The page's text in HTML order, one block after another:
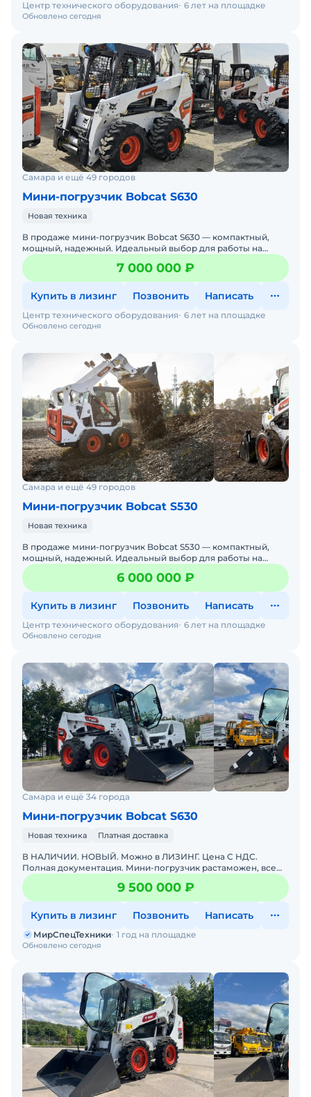
Обновлено сегодня
Центр технического оборудования 6 лет на площадке
Самара и ещё 49 городов
Мини-погрузчик Bobcat S630
Новая техника
В продаже мини-погрузчик Bobcat S630 — компактный,
мощный, надежный. Идеальный выбор для работы на
стройке, в коммунальном хозяйстве, на складах и фермах.
Бобке
7 000 000 ₽
Купить в лизинг Позвонить Написать
Обновлено сегодня
Центр технического оборудования 6 лет на площадке
Самара и ещё 49 городов
Мини-погрузчик Bobcat S530
Новая техника
В продаже мини-погрузчик Bobcat S530 — компактный,
мощный, надежный. Идеальный выбор для работы на
стройке, в коммунальном хозяйстве, на складах и фермах.
Бобке
6 000 000 ₽
Купить в лизинг Позвонить Написать
Обновлено сегодня
Центр технического оборудования 6 лет на площадке
Самара и ещё 34 города
Мини-погрузчик Bobcat S630
Новая техника Платная доставка
В НАЛИЧИИ. НОВЫЙ. Можно в ЛИЗИНГ. Цена С НДС.
Полная документация. Мини-погрузчик растаможен, все
документы готовы. Доставка до базы или объекта. ООО
"МирСпецТе
9 500 000 ₽
Купить в лизинг Позвонить Написать
Обновлено сегодня
МирСпецТехники 1 год на площадке